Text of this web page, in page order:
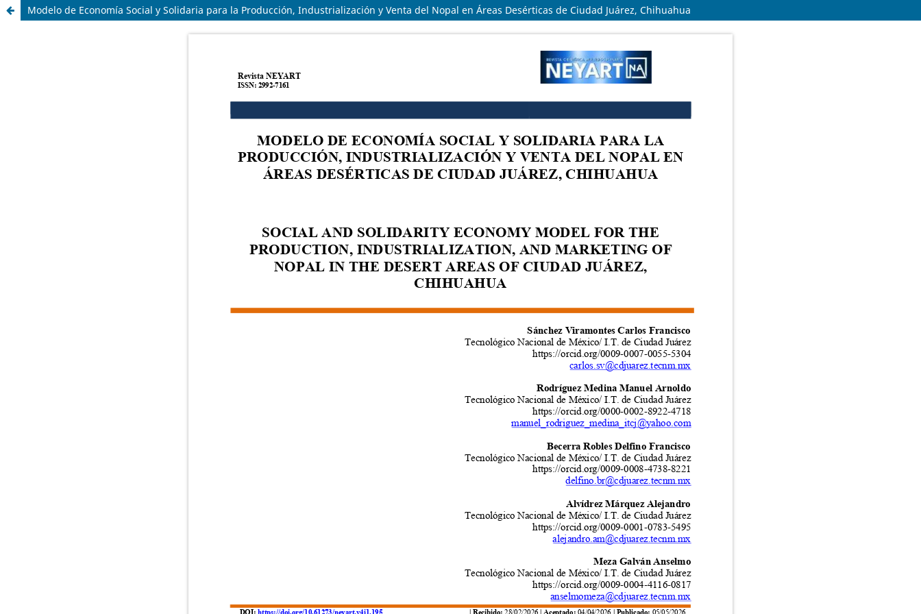
Modelo de Economía Social y Solidaria para la Producción, Industrialización y Venta del Nopal en Áreas Desérticas de Ciudad Juárez, Chihuahua